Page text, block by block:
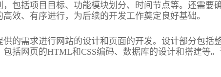
包括项目目标、功能模块划分、时间节点等。还需要
效、有序进行，为后续的开发工作奠定良好基础。
的需求进行网站的设计和页面的开发。设计部分包括
括网页的HTML和CSS编码、数据库的设计和搭建等